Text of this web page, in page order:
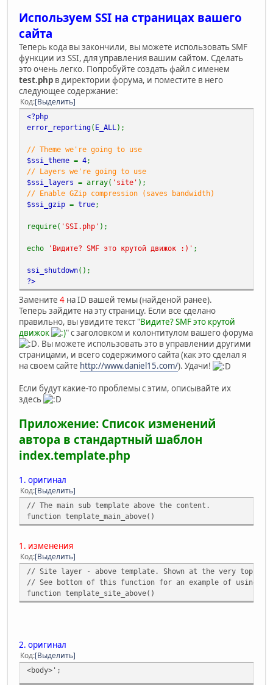
Используем SSI на страницах вашего
сайта
Теперь кода вы закончили, вы можете использовать SMF
функции из SSI, для управления вашим сайтом. Сделать
это очень легко. Попробуйте создать файл с именем
test.php в директории форума, и поместите в него
следующее содержание:
Код Выделить
<?php
error_reporting( E_ALL);
// Theme we're going to use
$ssi_theme = 4;
// Layers we're going to use
$ssi_layers = array( 'site' );
// Enable GZip compression (saves bandwidth)
$ssi_gzip = true;
require( 'SSI.php' );
echo 'Видите? SMF это крутой движок :)' ;
ssi_shutdown();
?>
Замените 4 на ID вашей темы (найденой ранее).
Теперь зайдите на эту страницу. Если все сделано
правильно, вы увидите текст "Видите? SMF это крутой
движок
" с заголовком и колонтитулом вашего форума
. Вы можете использовать это в управлении другими
страницами, и всего содержимого сайта (как это сделал я
на своем сайте http://www.daniel15.com/). Удачи!
Если будут какие-то проблемы с этим, описывайте их
здесь
Приложение: Список изменений
автора в стандартный шаблон
index.template.php
1. оригинал
Код Выделить
// The main sub template above the content.
function template_main_above()
1. изменения
Код Выделить
// Site layer - above template. Shown at the very top of
// See bottom of this function for an example of using
function template_site_above()
2. оригинал
Код Выделить
<body>';